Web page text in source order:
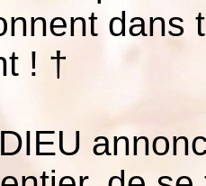
dans
! †